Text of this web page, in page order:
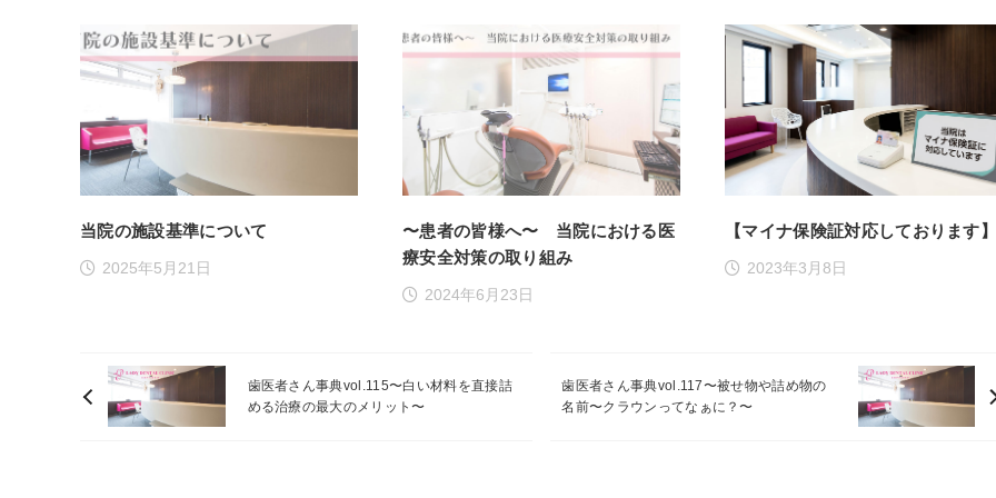
当院の施設基準について
2025年5月21日
〜患者の皆様へ〜 当院における医
療安全対策の取り組み
2024年6月23日
【マイナ保険証対応しております
2023年3月8日
歯医者さん事典vol.115〜白い材料を直接詰
める治療の最大のメリット〜
歯医者さん事典vol.117〜被せ物や詰め物の
名前〜クラウンってなぁに？〜